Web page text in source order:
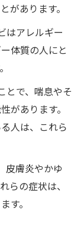
があります。
はアレルギー
体質の人にと
とで、喘息やそ
があります。
人は、これら
皮膚炎やかゆ
らの症状は、
す。